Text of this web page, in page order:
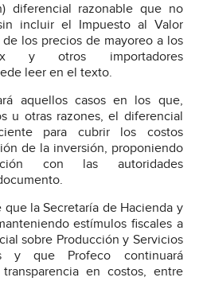
diferencial razonable que no
incluir el Impuesto al Valor
los precios de mayoreo a los
y otros importadores
leer en el texto.
aquellos casos en los que,
u otras razones, el diferencial
para cubrir los costos
de la inversión, proponiendo
con las autoridades
la Secretaría de Hacienda y
estímulos fiscales a
sobre Producción y Servicios
y que Profeco continuará
en costos, entre